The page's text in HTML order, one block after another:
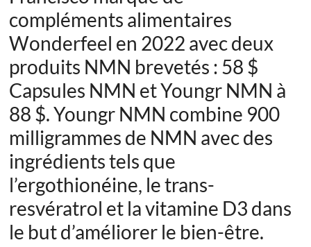
compléments alimentaires
Wonderfeel en 2022 avec deux
produits NMN brevetés : 58 $
Capsules NMN et Youngr NMN à
88 $.Youngr NMN combine 900
milligrammes de NMN avec des
ingrédients tels que
l’ergothionéine, le trans-
resvératrol et la vitamine D3 dans
le but d’améliorer le bien-être.